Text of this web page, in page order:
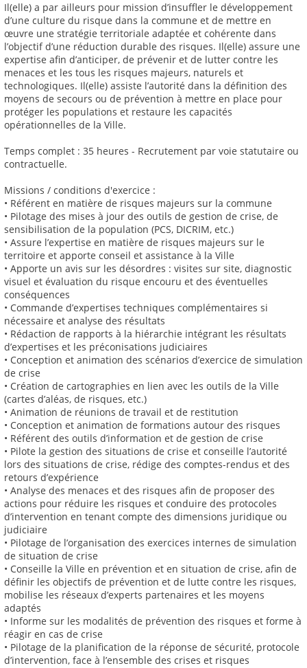
Il(elle) a par ailleurs pour mission d’insuffler le développement
d’une culture du risque dans la commune et de mettre en
œuvre une stratégie territoriale adaptée et cohérente dans
l’objectif d’une réduction durable des risques. Il(elle) assure une
expertise afin d’anticiper, de prévenir et de lutter contre les
menaces et les tous les risques majeurs, naturels et
technologiques. Il(elle) assiste l’autorité dans la définition des
moyens de secours ou de prévention à mettre en place pour
protéger les populations et restaure les capacités
opérationnelles de la Ville.
Temps complet : 35 heures - Recrutement par voie statutaire ou
contractuelle.
Missions / conditions d'exercice :
• Référent en matière de risques majeurs sur la commune
• Pilotage des mises à jour des outils de gestion de crise, de
sensibilisation de la population (PCS, DICRIM, etc.)
• Assure l’expertise en matière de risques majeurs sur le
territoire et apporte conseil et assistance à la Ville
• Apporte un avis sur les désordres : visites sur site, diagnostic
visuel et évaluation du risque encouru et des éventuelles
conséquences
• Commande d’expertises techniques complémentaires si
nécessaire et analyse des résultats
• Rédaction de rapports à la hiérarchie intégrant les résultats
d’expertises et les préconisations judiciaires
• Conception et animation des scénarios d’exercice de simulation
de crise
• Création de cartographies en lien avec les outils de la Ville
(cartes d’aléas, de risques, etc.)
• Animation de réunions de travail et de restitution
• Conception et animation de formations autour des risques
• Référent des outils d’information et de gestion de crise
• Pilote la gestion des situations de crise et conseille l’autorité
lors des situations de crise, rédige des comptes-rendus et des
retours d’expérience
• Analyse des menaces et des risques afin de proposer des
actions pour réduire les risques et conduire des protocoles
d’intervention en tenant compte des dimensions juridique ou
judiciaire
• Pilotage de l’organisation des exercices internes de simulation
de situation de crise
• Conseille la Ville en prévention et en situation de crise, afin de
définir les objectifs de prévention et de lutte contre les risques,
mobilise les réseaux d’experts partenaires et les moyens
adaptés
• Informe sur les modalités de prévention des risques et forme à
réagir en cas de crise
• Pilotage de la planification de la réponse de sécurité, protocole
d’intervention, face à l’ensemble des crises et risques